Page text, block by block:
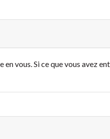
vous. Si ce que vous avez